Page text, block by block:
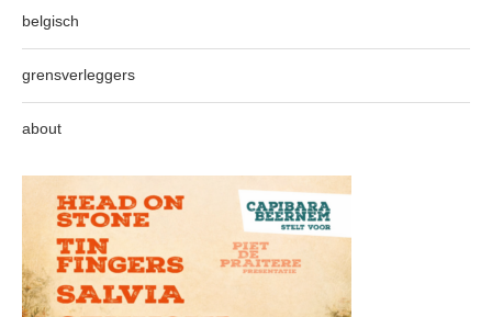
belgisch
grensverleggers
about